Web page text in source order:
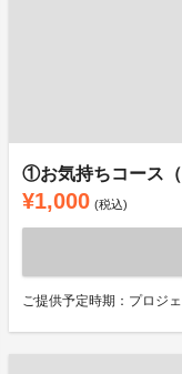
①お気持ちコース（
¥1,000 (税込)
ご提供予定時期：プロジ